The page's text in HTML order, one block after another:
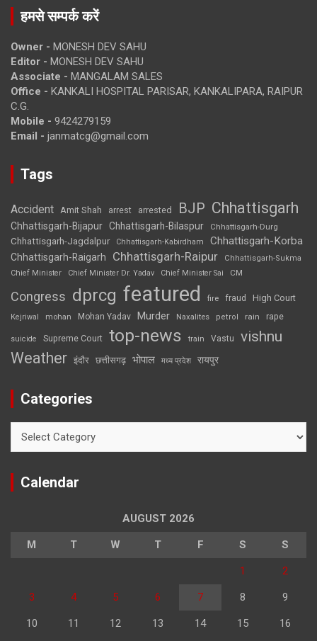
हमसे सम्पर्क करें
Owner - MONESH DEV SAHU
Editor - MONESH DEV SAHU
Associate - MANGALAM SALES
Office - KANKALI HOSPITAL PARISAR, KANKALIPARA, RAIPUR
C.G.
Mobile - 9424279159
Email - janmatcg@gmail.com
Tags
Accident Amit Shah arrest arrested BJP Chhattisgarh
Chhattisgarh-Bijapur Chhattisgarh-Bilaspur Chhattisgarh-Durg
Chhattisgarh-Jagdalpur Chhattisgarh-Kabirdham Chhattisgarh-Korba
Chhattisgarh-Raigarh Chhattisgarh-Raipur
Chhattisgarh-Sukma
Chief Minister
Chief Minister Dr. Yadav Chief Minister Sai CM
Congress dprcg featured fire fraud High Court
Kejriwal mohan Mohan Yadav Murder Naxalites petrol rain rape
suicide Supreme Court top-news train Vastu vishnu
Weather इंदौर छत्तीसगढ़ भोपाल मध्य प्रदेश रायपुर
Categories
Calendar
AUGUST 2026
M T W T F S S
1 2
3 4 5 6 7 8 9
10 11 12 13 14 15 16